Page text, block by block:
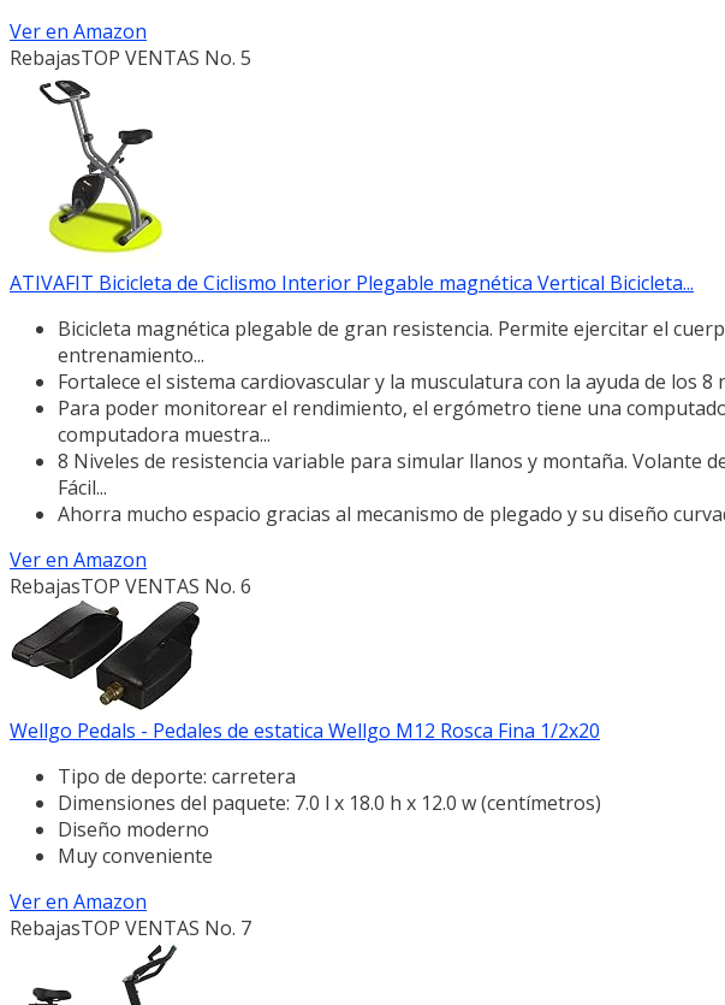
Ver en Amazon
RebajasTOP VENTAS No. 5
ATIVAFIT Bicicleta de Ciclismo Interior Plegable magnética Vertical Bicicleta...
Bicicleta magnética plegable de gran resistencia. Permite ejercitar el
entrenamiento...
Fortalece el sistema cardiovascular y la musculatura con la ayuda de los 8
Para poder monitorear el rendimiento, el ergómetro tiene una
computadora muestra...
8 Niveles de resistencia variable para simular llanos y montaña. Volante
Fácil...
Ahorra mucho espacio gracias al mecanismo de plegado y su diseño
Ver en Amazon
RebajasTOP VENTAS No. 6
Wellgo Pedals - Pedales de estatica Wellgo M12 Rosca Fina 1/2x20
Tipo de deporte: carretera
Dimensiones del paquete: 7.0 l x 18.0 h x 12.0 w (centímetros)
Diseño moderno
Muy conveniente
Ver en Amazon
RebajasTOP VENTAS No. 7